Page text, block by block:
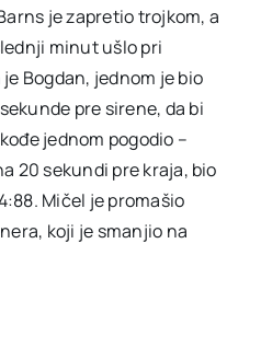
je zapretio trojkom, a
minut ušlo pri
Bogdan, jednom je bio
pre sirene, da bi
jednom pogodio –
20 sekundi pre kraja, bio
Mičel je promašio
koji je smanjio na